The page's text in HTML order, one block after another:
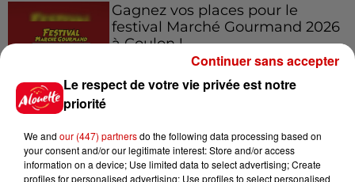
Gagnez vos places pour le
festival Marché Gourmand 2026
à Coulon !
pour l'un des zoos de nos
régions !
Le respect de votre vie privée est notre
priorité
We and our (447) partnersdo the following data processing based on
your consent and/or our legitimate interest: Store and/or access
information on a device; Use limited data to select advertising; Create
profiles for personalised advertising; Use profiles to select personalised
Continuer sans accepter